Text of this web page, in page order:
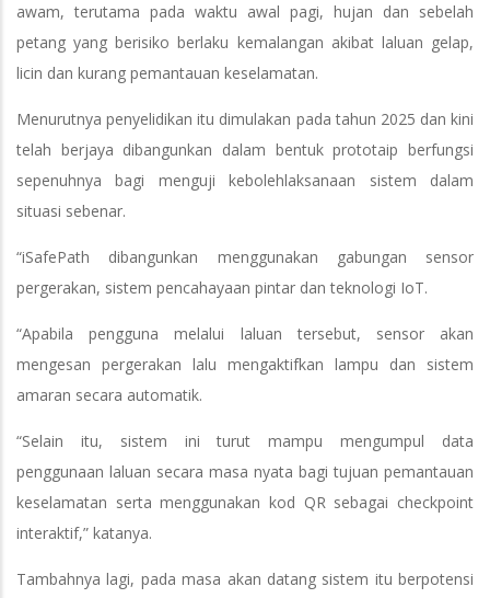
awam, terutama pada waktu awal pagi, hujan dan sebelah
petang yang berisiko berlaku kemalangan akibat laluan gelap,
licin dan kurang pemantauan keselamatan.
Menurutnya penyelidikan itu dimulakan pada tahun 2025 dan kini
telah berjaya dibangunkan dalam bentuk prototaip berfungsi
sepenuhnya bagi menguji kebolehlaksanaan sistem dalam
situasi sebenar.
“iSafePath dibangunkan menggunakan gabungan sensor
pergerakan, sistem pencahayaan pintar dan teknologi IoT.
“Apabila pengguna melalui laluan tersebut, sensor akan
mengesan pergerakan lalu mengaktifkan lampu dan sistem
amaran secara automatik.
“Selain itu, sistem ini turut mampu mengumpul data
penggunaan laluan secara masa nyata bagi tujuan pemantauan
keselamatan serta menggunakan kod QR sebagai checkpoint
interaktif,” katanya.
Tambahnya lagi, pada masa akan datang sistem itu berpotensi